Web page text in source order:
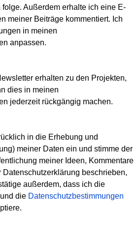
Außerdem erhalte ich eine E-
meiner Beiträge kommentiert. Ich
in meinen
anpassen.
erhalten zu den Projekten,
dies in meinen
jederzeit rückgängig machen.
in die Erhebung und
meiner Daten ein und stimme der
meiner Ideen, Kommentare
beschrieben,
außerdem, dass ich die
und die Datenschutzbestimmungen